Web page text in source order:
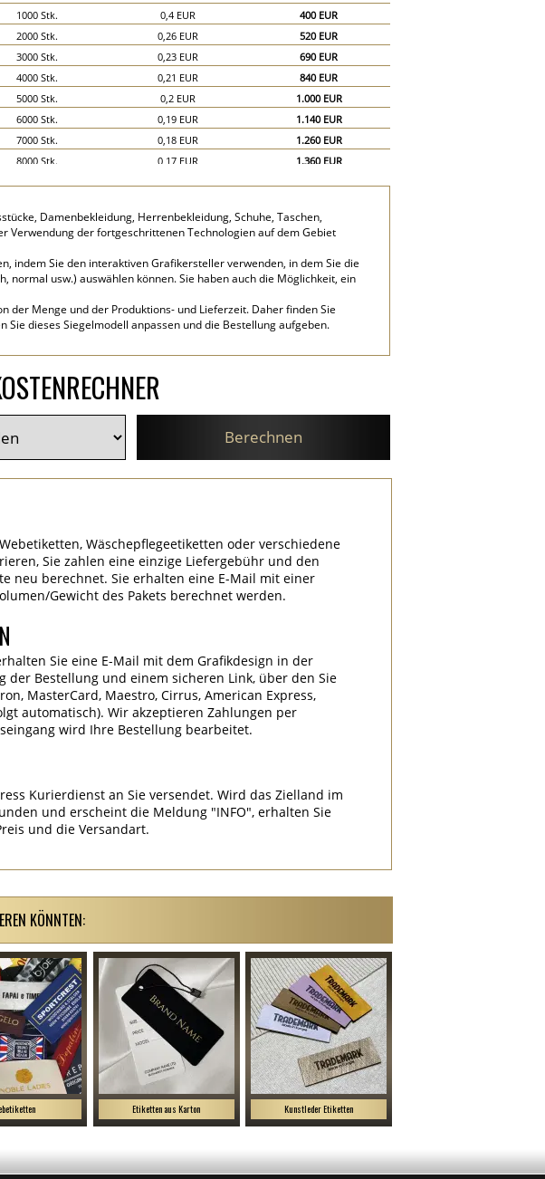
1000 Stk.
0,4 EUR
400 EUR
2000 Stk.
0,26 EUR
520 EUR
3000 Stk.
0,23 EUR
690 EUR
4000 Stk.
0,21 EUR
840 EUR
5000 Stk.
0,2 EUR
1.000 EUR
6000 Stk.
0,19 EUR
1.140 EUR
7000 Stk.
0,18 EUR
1.260 EUR
8000 Stk.
0,17 EUR
1.360 EUR
15000 Stk.
0,13 EUR
1.950 EUR
Damenbekleidung, Herrenbekleidung, Schuhe, Taschen,
Verwendung der fortgeschrittenen Technologien auf dem Gebiet
indem Sie den interaktiven Grafikersteller verwenden, in dem Sie die
usw.) auswählen können. Sie haben auch die Möglichkeit, ein
der Menge und der Produktions- und Lieferzeit. Daher finden Sie
dieses Siegelmodell anpassen und die Bestellung aufgeben.
Berechnen
Wäschepflegeetiketten oder verschiedene
Sie zahlen eine einzige Liefergebühr und den
neu berechnet. Sie erhalten eine E-Mail mit einer
Gewicht des Pakets berechnet werden.
Sie eine E-Mail mit dem Grafikdesign in der
der Bestellung und einem sicheren Link, über den Sie
MasterCard, Maestro, Cirrus, American Express,
automatisch). Wir akzeptieren Zahlungen per
wird Ihre Bestellung bearbeitet.
Kurierdienst an Sie versendet. Wird das Zielland im
und erscheint die Meldung "INFO", erhalten Sie
und die Versandart.
KÖNNTEN:
Etiketten aus Karton Kunstleder Etiketten